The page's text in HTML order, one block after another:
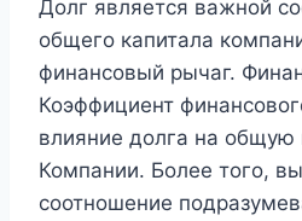
Долг является важной
общего капитала
финансовый рычаг.
Коэффициент
влияние долга на общую
Компании. Более того,
соотношение